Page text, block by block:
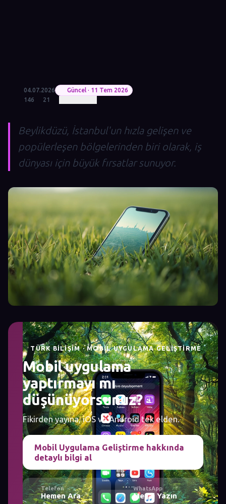
04.07.2026
Güncel · 11 Tem 2026
146
21
Beylikdüzü, İstanbul'un hızla gelişen ve
popülerleşen bölgelerinden biri olarak, iş
dünyası için büyük fırsatlar sunuyor.
TÜRK BILIŞIM · MOBIL UYGULAMA GELIŞTIRME
Mobil uygulama
yaptırmayı mı
düşünüyorsunuz?
Fikirden yayına, iOS ve Android tek elden.
Mobil Uygulama Geliştirme hakkında
detaylı bilgi al
Telefon
Hemen Ara
WhatsApp
Mesaj Yazın